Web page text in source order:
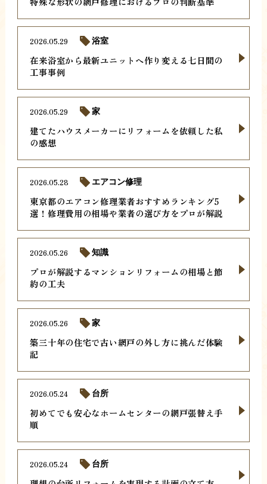
在来浴室から最新ユニットへ作り変える七日間の
工事事例
2026.05.29 浴室
建てたハウスメーカーにリフォームを依頼した私
の感想
2026.05.29 家
東京都のエアコン修理業者おすすめランキング5
選！修理費用の相場や業者の選び方をプロが解説
2026.05.28 エアコン修理
プロが解説するマンションリフォームの相場と節
約の工夫
2026.05.26 知識
築三十年の住宅で古い網戸の外し方に挑んだ体験
記
2026.05.26 家
初めてでも安心なホームセンターの網戸張替え手
順
2026.05.24 台所
2026.05.24 台所